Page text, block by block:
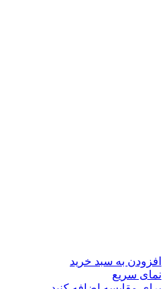
افزودن به سبد خرید
نمای سریع